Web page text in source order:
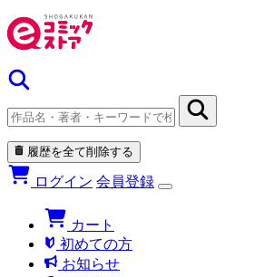
履歴を全て削除する
ログイン 会員登録
カート
初めての方
お知らせ